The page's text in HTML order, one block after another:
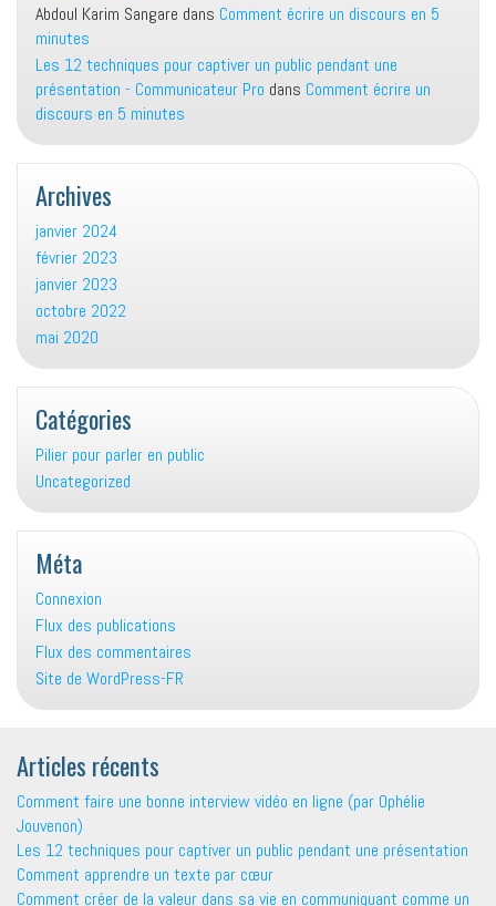
Abdoul Karim Sangare dans Comment écrire un discours en 5
minutes
Les 12 techniques pour captiver un public pendant une
présentation - Communicateur Pro dans Comment écrire un
discours en 5 minutes
Archives
janvier 2024
février 2023
janvier 2023
octobre 2022
mai 2020
Catégories
Pilier pour parler en public
Uncategorized
Méta
Connexion
Flux des publications
Flux des commentaires
Site de WordPress-FR
Articles récents
Comment faire une bonne interview vidéo en ligne (par Ophélie
Jouvenon)
Les 12 techniques pour captiver un public pendant une présentation
Comment apprendre un texte par cœur
Comment créer de la valeur dans sa vie en communiquant comme un